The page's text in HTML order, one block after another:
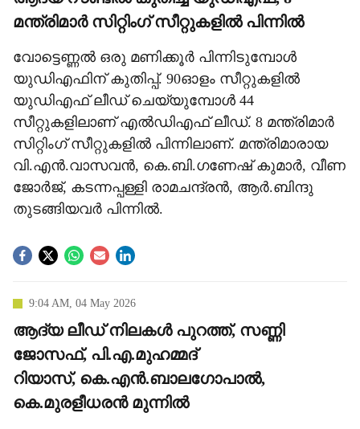
മന്ത്രിമാര്‍ സിറ്റിംഗ് സീറ്റുകളില്‍ പിന്നില്‍
വോട്ടെണ്ണല്‍ ഒരു മണിക്കൂര്‍ പിന്നിടുമ്പോള്‍
യുഡിഎഫിന് കുതിപ്പ്. 90ഓളം സീറ്റുകളില്‍
യുഡിഎഫ് ലീഡ് ചെയ്യുമ്പോള്‍ 44
സീറ്റുകളിലാണ് എല്‍ഡിഎഫ് ലീഡ്. 8 മന്ത്രിമാര്‍
സിറ്റിംഗ് സീറ്റുകളില്‍ പിന്നിലാണ്. മന്ത്രിമാരായ
വി.എന്‍.വാസവന്‍, കെ.ബി.ഗണേഷ് കുമാര്‍, വീണ
ജോര്‍ജ്, കടന്നപ്പള്ളി രാമചന്ദ്രന്‍, ആര്‍.ബിന്ദു
തുടങ്ങിയവര്‍ പിന്നില്‍.
9:04 AM, 04 May 2026
ആദ്യ ലീഡ് നിലകള്‍ പുറത്ത്, സണ്ണി
ജോസഫ്, പി.എ.മുഹമ്മദ്
റിയാസ്, കെ.എന്‍.ബാലഗോപാല്‍,
കെ.മുരളീധരന്‍ മുന്നില്‍